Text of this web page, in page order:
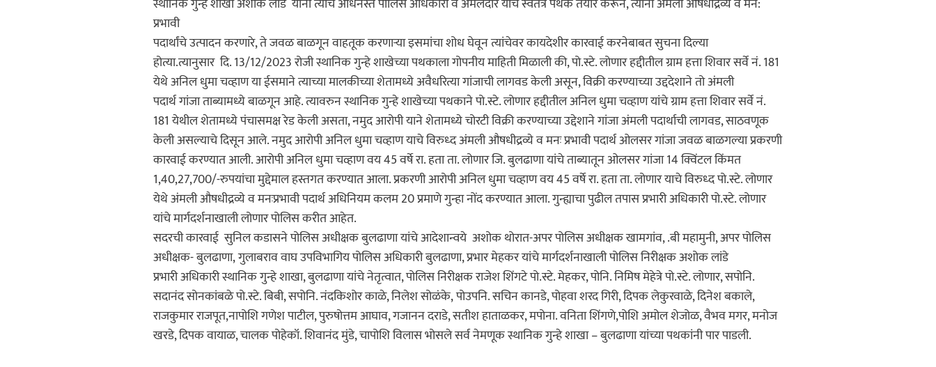
स्थानिक गुन्हे शाखा अशोक लांडे यांनी त्यांचे अधिनस्त पोलिस अधिकारी व अंमलदार यांचे स्वतंत्र पथक तयार करून, त्यांना अंमली औषधीद्रव्ये व मन:
प्रभावी
पदार्थांचे उत्पादन करणारे, ते जवळ बाळगून वाहतूक करणाऱ्या इसमांचा शोध घेवून त्यांचेवर कायदेशीर कारवाई करनेबाबत सुचना दिल्या
होत्या.त्यानुसार दि. 13/12/2023 रोजी स्थानिक गुन्हे शाखेच्या पथकाला गोपनीय माहिती मिळाली की, पो.स्टे. लोणार हद्दीतील ग्राम हत्ता शिवार सर्वे नं. 181
येथे अनिल धुमा चव्हाण या ईसमाने त्याच्या मालकीच्या शेतामध्ये अवैधरित्या गांजाची लागवड केली असून, विक्री करण्याच्या उद्ददेशाने तो अंमली
पदार्थ गांजा ताब्यामध्ये बाळगून आहे. त्यावरुन स्थानिक गुन्हे शाखेच्या पथकाने पो.स्टे. लोणार हद्दीतील अनिल धुमा चव्हाण यांचे ग्राम हत्ता शिवार सर्वे नं.
181 येथील शेतामध्ये पंचासमक्ष रेड केली असता, नमुद आरोपी याने शेतामध्ये चोरटी विक्री करण्याच्या उद्देशाने गांजा अंमली पदार्थाची लागवड, साठवणूक
केली असल्याचे दिसून आले. नमुद आरोपी अनिल धुमा चव्हाण याचे विरुध्द अंमली औषधीद्रव्ये व मनः प्रभावी पदार्थ ओलसर गांजा जवळ बाळगल्या प्रकरणी
कारवाई करण्यात आली. आरोपी अनिल धुमा चव्हाण वय 45 वर्षे रा. हता ता. लोणार जि. बुलढाणा यांचे ताब्यातून ओलसर गांजा 14 क्विंटल किंमत
1,40,27,700/-रुपयांचा मुद्देमाल हस्तगत करण्यात आला. प्रकरणी आरोपी अनिल धुमा चव्हाण वय 45 वर्षे रा. हता ता. लोणार याचे विरुध्द पो.स्टे. लोणार
येथे अंमली औषधीद्रव्ये व मनःप्रभावी पदार्थ अधिनियम कलम 20 प्रमाणे गुन्हा नोंद करण्यात आला. गुन्ह्याचा पुढील तपास प्रभारी अधिकारी पो.स्टे. लोणार
यांचे मार्गदर्शनाखाली लोणार पोलिस करीत आहेत.
सदरची कारवाई सुनिल कडासने पोलिस अधीक्षक बुलढाणा यांचे आदेशान्वये अशोक थोरात-अपर पोलिस अधीक्षक खामगांव, .बी महामुनी, अपर पोलिस
अधीक्षक- बुलढाणा, गुलाबराव वाघ उपविभागिय पोलिस अधिकारी बुलढाणा, प्रभार मेहकर यांचे मार्गदर्शनाखाली पोलिस निरीक्षक अशोक लांडे
प्रभारी अधिकारी स्थानिक गुन्हे शाखा, बुलढाणा यांचे नेतृत्वात, पोलिस निरीक्षक राजेश शिंगटे पो.स्टे. मेहकर, पोनि. निमिष मेहेत्रे पो.स्टे. लोणार, सपोनि.
सदानंद सोनकांबळे पो.स्टे. बिबी, सपोनि. नंदकिशोर काळे, निलेश सोळंके, पोउपनि. सचिन कानडे, पोहवा शरद गिरी, दिपक लेकुरवाळे, दिनेश बकाले,
राजकुमार राजपूत,नापोशि गणेश पाटील, पुरुषोत्तम आघाव, गजानन दराडे, सतीश हाताळकर, मपोना. वनिता शिंगणे,पोशि अमोल शेजोळ, वैभव मगर, मनोज
खरडे, दिपक वायाळ, चालक पोहेकॉ. शिवानंद मुंडे, चापोशि विलास भोसले सर्व नेमणूक स्थानिक गुन्हे शाखा – बुलढाणा यांच्या पथकांनी पार पाडली.